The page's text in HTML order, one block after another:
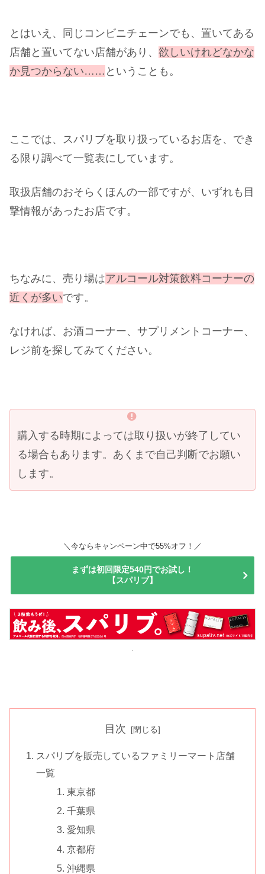
とはいえ、同じコンビニチェーンでも、置いてある
店舗と置いてない店舗があり、 欲しいけれどなかな
か見つからない…… ということも。
ここでは、スパリブを取り扱っているお店を、でき
る限り調べて一覧表にしています。
取扱店舗のおそらくほんの一部ですが、いずれも目
撃情報があったお店です。
ちなみに、売り場はアルコール対策飲料コーナーの
近くが多いです。
なければ、お酒コーナー、サプリメントコーナー、
レジ前を探してみてください。
購入する時期によっては取り扱いが終了してい
る場合もあります。あくまで自己判断でお願い
します。
＼今ならキャンペーン中で55%オフ！／
まずは初回限定540円でお試し！
【スパリブ】
目次
スパリブを販売しているファミリーマート店舗
一覧
東京都
千葉県
愛知県
京都府
沖縄県